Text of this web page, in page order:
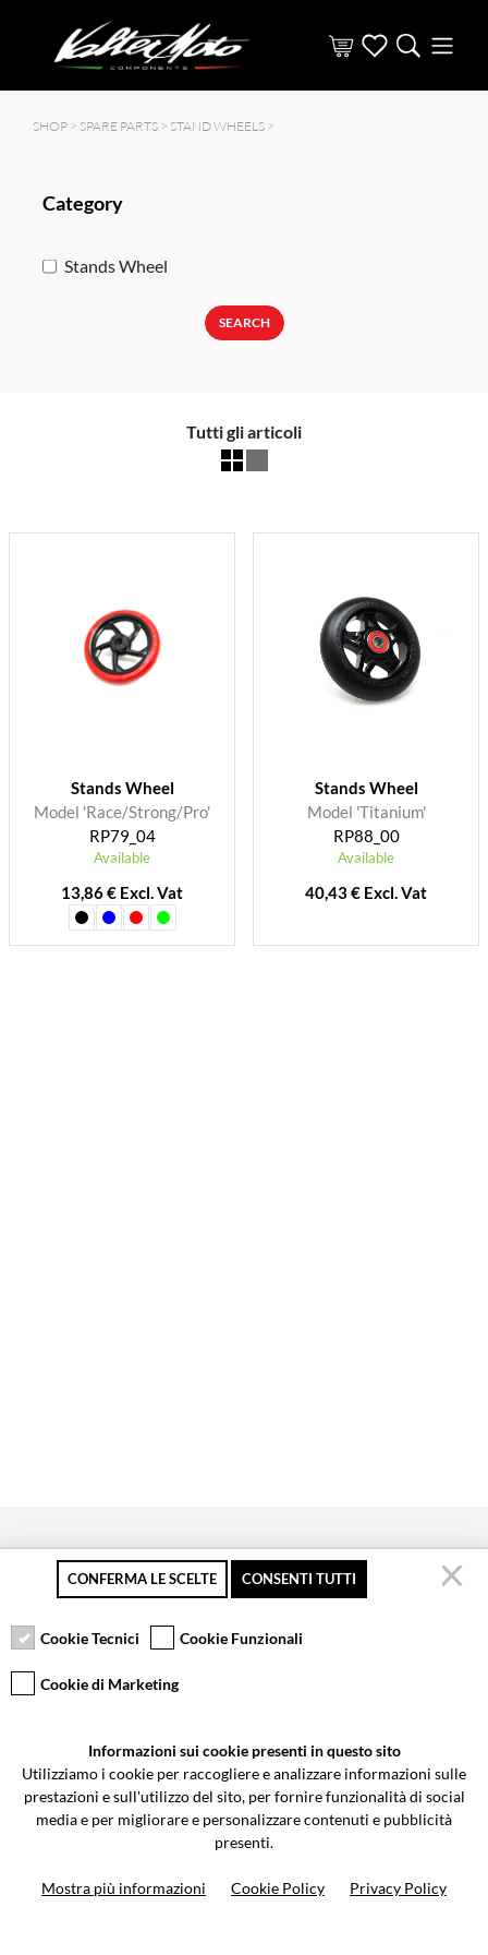
SHOP > SPARE PARTS > STAND WHEELS >
Category
Stands Wheel
SEARCH
Tutti gli articoli
Stands Wheel
Model 'Race/Strong/Pro'
RP79_04
Available
13,86 € Excl. Vat
Stands Wheel
Model 'Titanium'
RP88_00
Available
40,43 € Excl. Vat
Secure payment
Free returns up to 30
Customer service
Via Galileo Galilei 5 | Verano Brianza (MB) 20843 | ITALY
0362-805407-info@valtermoto.com
CONFERMA LE SCELTE CONSENTI TUTTI
Cookie Tecnici Cookie Funzionali
Cookie di Marketing
Informazioni sui cookie presenti in questo sito
Utilizziamo i cookie per raccogliere e analizzare informazioni sulle
prestazioni e sull'utilizzo del sito, per fornire funzionalità di social
media e per migliorare e personalizzare contenuti e pubblicità
presenti.
Mostra più informazioni Cookie Policy Privacy Policy